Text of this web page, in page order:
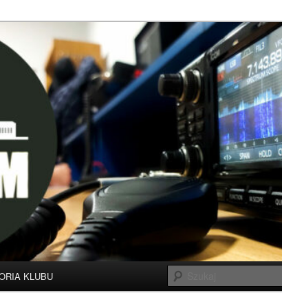
SP9KJM
KLUBU